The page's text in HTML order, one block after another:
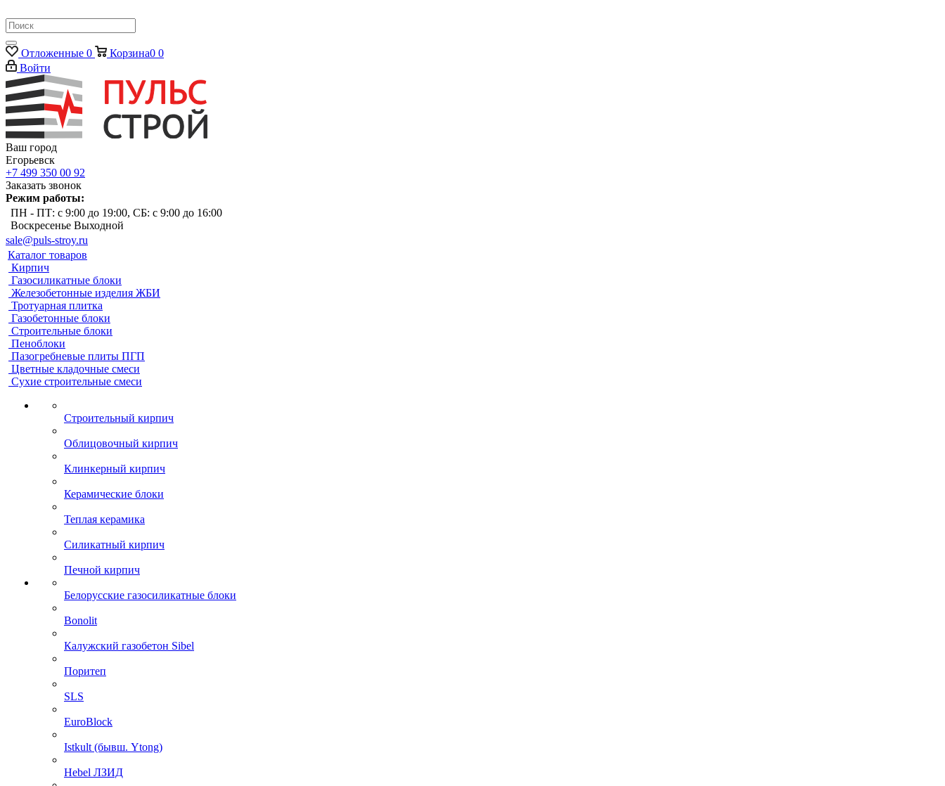
Отложенные 0 Корзина0 0
Войти
Ваш город
Егорьевск
+7 499 350 00 92
Заказать звонок
Режим работы:
ПН - ПТ: с 9:00 до 19:00, СБ: с 9:00 до 16:00
Воскресенье Выходной
sale@puls-stroy.ru
Каталог товаров
Кирпич
Газосиликатные блоки
Железобетонные изделия ЖБИ
Тротуарная плитка
Газобетонные блоки
Строительные блоки
Пеноблоки
Пазогребневые плиты ПГП
Цветные кладочные смеси
Сухие строительные смеси
Строительный кирпич
Облицовочный кирпич
Клинкерный кирпич
Керамические блоки
Теплая керамика
Силикатный кирпич
Печной кирпич
Белорусские газосиликатные блоки
Bonolit
Калужский газобетон Sibel
Поритеп
SLS
EuroBlock
Istkult (бывш. Ytong)
Hebel ЛЗИД